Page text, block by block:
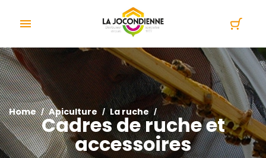

Home Apiculture La ruche
Cadres de ruche et
accessoires
Cookies management panel